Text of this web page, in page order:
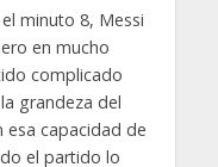
minuto 8, Messi
en mucho
complicado
grandeza del
esa capacidad de
el partido lo